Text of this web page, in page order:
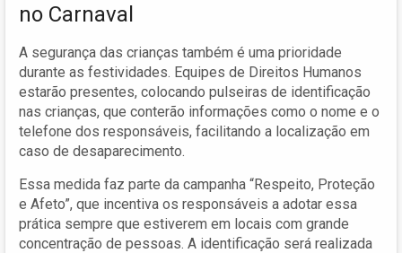
no Carnaval
A segurança das crianças também é uma prioridade
durante as festividades. Equipes de Direitos Humanos
estarão presentes, colocando pulseiras de identificação
nas crianças, que conterão informações como o nome e o
telefone dos responsáveis, facilitando a localização em
caso de desaparecimento.
Essa medida faz parte da campanha “Respeito, Proteção
e Afeto”, que incentiva os responsáveis a adotar essa
prática sempre que estiverem em locais com grande
concentração de pessoas. A identificação será realizada